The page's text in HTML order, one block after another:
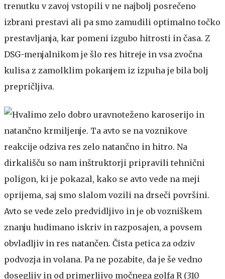
trenutku v zavoj vstopili v ne najbolj posrečeno
izbrani prestavi ali pa smo zamudili optimalno točko
prestavljanja, kar pomeni izgubo hitrosti in časa. Z
DSG-menjalnikom je šlo res hitreje in vsa zvočna
kulisa z zamolklim pokanjem iz izpuha je bila bolj
prepričljiva.